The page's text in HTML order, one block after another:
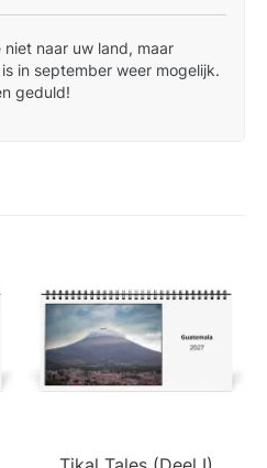
naar uw land, maar
in september weer mogelijk.
geduld!